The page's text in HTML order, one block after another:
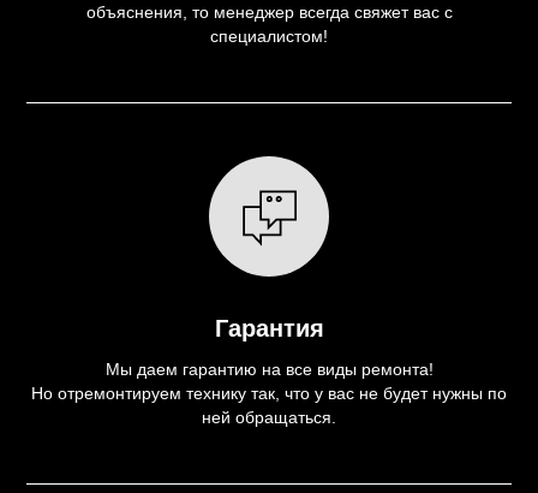
объяснения, то менеджер всегда свяжет вас с
специалистом!
Гарантия
Мы даем гарантию на все виды ремонта!
Но отремонтируем технику так, что у вас не будет нужны по
ней обращаться.